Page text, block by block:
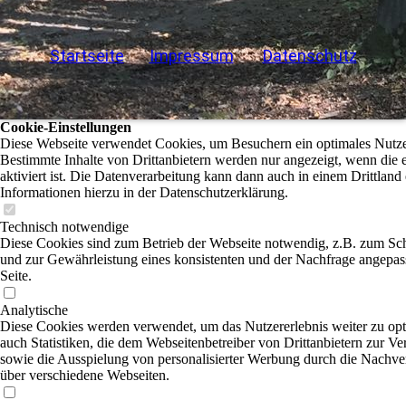
Startseite Impressum Datenschutz
Cookie-Einstellungen
Diese Webseite verwendet Cookies, um Besuchern ein optimales
Bestimmte Inhalte von Drittanbietern werden nur angezeigt, wenn die
aktiviert ist. Die Datenverarbeitung kann dann auch in einem Drittland
Informationen hierzu in der Datenschutzerklärung.
Technisch notwendige
Diese Cookies sind zum Betrieb der Webseite notwendig, z.B. zum
und zur Gewährleistung eines konsistenten und der Nachfrage
Seite.
Analytische
Diese Cookies werden verwendet, um das Nutzererlebnis weiter zu
auch Statistiken, die dem Webseitenbetreiber von Drittanbietern zur
sowie die Ausspielung von personalisierter Werbung durch die
über verschiedene Webseiten.